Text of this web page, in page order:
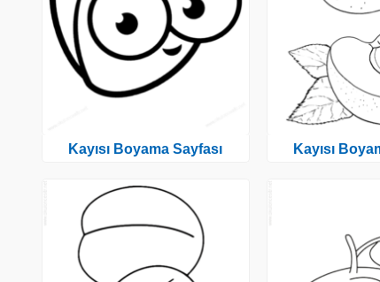
Kayısı Boyama Sayfası Kayısı